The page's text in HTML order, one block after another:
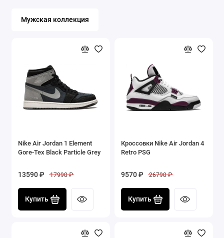
Мужская коллекция
Nike Air Jordan 1 Element
Gore-Tex Black Particle Grey
13590 ₽ 17990 ₽
Купить
Кроссовки Nike Air Jordan 4
Retro PSG
9570 ₽ 26790 ₽
Купить